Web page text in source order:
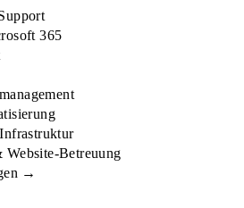
365
Website-Betreuung
→